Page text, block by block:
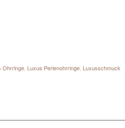
Ohrringe, Luxus Perlenohrringe, Luxusschmuck